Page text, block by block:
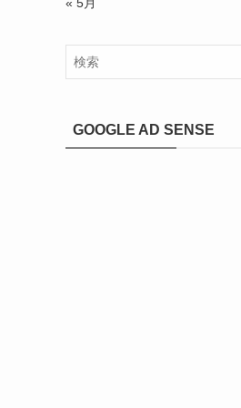
GOOGLE AD SENSE